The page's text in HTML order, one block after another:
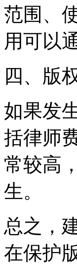
范围、
用可以
四、版
如果发
括律师
常较高
生。
总之，
在保护